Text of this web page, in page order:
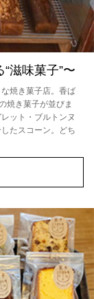
滋味菓子”〜
焼き菓子店。香ば
焼き菓子が並びま
ット・ブルトンヌ
たスコーン。どち